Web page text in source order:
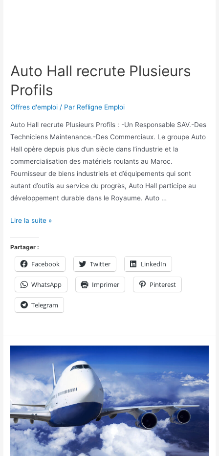
Auto Hall recrute Plusieurs
Profils
Offres d'emploi / Par Refligne Emploi
Auto Hall recrute Plusieurs Profils : -Un Responsable SAV.-Des
Techniciens Maintenance.-Des Commerciaux. Le groupe Auto
Hall opère depuis plus d’un siècle dans l’industrie et la
commercialisation des matériels roulants au Maroc.
Fournisseur de biens industriels et d’équipements qui sont
autant d’outils au service du progrès, Auto Hall participe au
développement durable dans le Royaume. Auto …
Lire la suite »
Partager :
Facebook Twitter LinkedIn
WhatsApp Imprimer Pinterest
Telegram